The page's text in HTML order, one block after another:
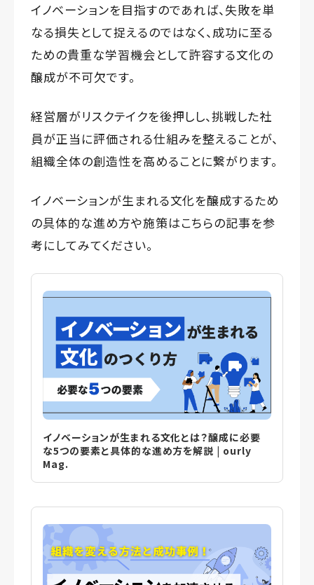
イノベーションを目指すのであれば、失敗を単
なる損失として捉えるのではなく、成功に至る
ための貴重な学習機会として許容する文化の
醸成が不可欠です。
経営層がリスクテイクを後押しし、挑戦した社
員が正当に評価される仕組みを整えることが、
組織全体の創造性を高めることに繋がります。
イノベーションが生まれる文化を醸成するため
の具体的な進め方や施策はこちらの記事を参
考にしてみてください。
イノベーションが生まれる文化とは？醸成に必要
な5つの要素と具体的な進め方を解説 | ourly
Mag.